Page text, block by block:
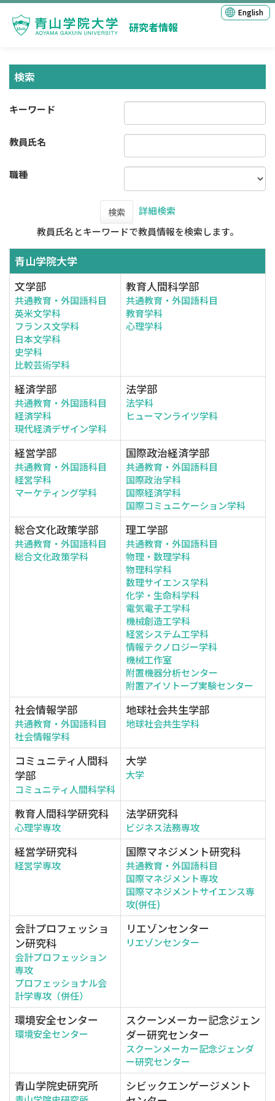
研究者情報
English
検索
キーワード
教員氏名
職種
検索
詳細検索
教員氏名とキーワードで教員情報を検索します。
青山学院大学
文学部
共通教育・外国語科目
英米文学科
フランス文学科
日本文学科
史学科
比較芸術学科
教育人間科学部
共通教育・外国語科目
教育学科
心理学科
経済学部
共通教育・外国語科目
経済学科
現代経済デザイン学科
法学部
法学科
ヒューマンライツ学科
経営学部
共通教育・外国語科目
経営学科
マーケティング学科
国際政治経済学部
共通教育・外国語科目
国際政治学科
国際経済学科
国際コミュニケーション学科
総合文化政策学部
共通教育・外国語科目
総合文化政策学科
理工学部
共通教育・外国語科目
物理・数理学科
物理科学科
数理サイエンス学科
化学・生命科学科
電気電子工学科
機械創造工学科
経営システム工学科
情報テクノロジー学科
機械工作室
附置機器分析センター
附置アイソトープ実験センター
社会情報学部
共通教育・外国語科目
社会情報学科
地球社会共生学部
地球社会共生学科
コミュニティ人間科
学部
コミュニティ人間科学科
大学
大学
教育人間科学研究科
心理学専攻
法学研究科
ビジネス法務専攻
経営学研究科
経営学専攻
国際マネジメント研究科
共通教育・外国語科目
国際マネジメント専攻
国際マネジメントサイエンス専
攻(併任)
会計プロフェッショ
ン研究科
会計プロフェッション
専攻
プロフェッショナル会
計学専攻（併任）
リエゾンセンター
リエゾンセンター
環境安全センター
環境安全センター
スクーンメーカー記念ジェン
ダー研究センター
スクーンメーカー記念ジェンダ
ー研究センター
青山学院史研究所
シビックエンゲージメント